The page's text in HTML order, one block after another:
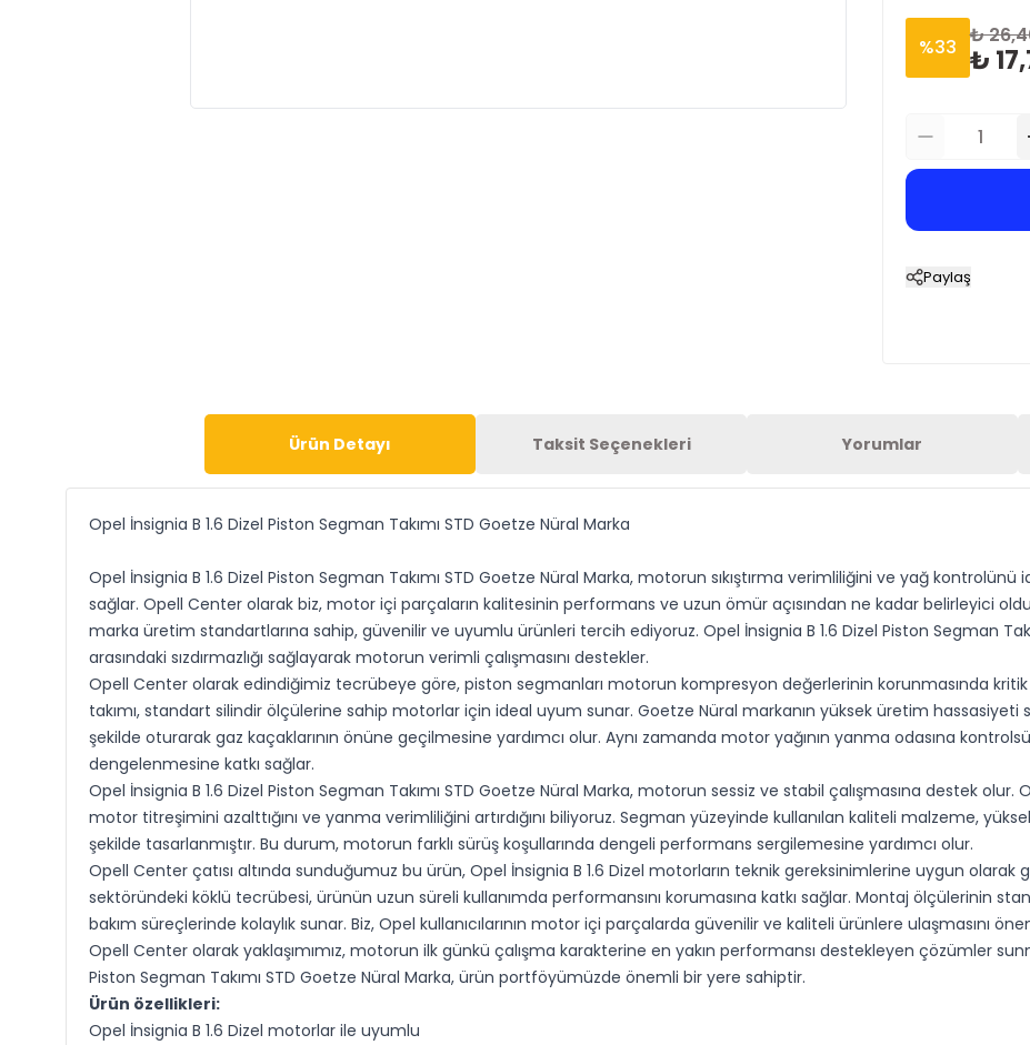
%33 ₺
₺
Paylaş
Ürün Detayı Taksit Seçenekleri Yorumlar
Opel İnsignia B 1.6 Dizel Piston Segman Takımı STD Goetze Nüral Marka
Opel İnsignia B 1.6 Dizel Piston Segman Takımı STD Goetze Nüral Marka, motorun sıkıştırma verimliliğini ve yağ kontrolünü
sağlar. Opell Center olarak biz, motor içi parçaların kalitesinin performans ve uzun ömür açısından ne kadar belirleyici
marka üretim standartlarına sahip, güvenilir ve uyumlu ürünleri tercih ediyoruz. Opel İnsignia B 1.6 Dizel Piston Segman
arasındaki sızdırmazlığı sağlayarak motorun verimli çalışmasını destekler.
Opell Center olarak edindiğimiz tecrübeye göre, piston segmanları motorun kompresyon değerlerinin korunmasında
takımı, standart silindir ölçülerine sahip motorlar için ideal uyum sunar. Goetze Nüral markanın yüksek üretim
şekilde oturarak gaz kaçaklarının önüne geçilmesine yardımcı olur. Aynı zamanda motor yağının yanma odasına
dengelenmesine katkı sağlar.
Opel İnsignia B 1.6 Dizel Piston Segman Takımı STD Goetze Nüral Marka, motorun sessiz ve stabil çalışmasına destek olur.
motor titreşimini azalttığını ve yanma verimliliğini artırdığını biliyoruz. Segman yüzeyinde kullanılan kaliteli malzeme,
şekilde tasarlanmıştır. Bu durum, motorun farklı sürüş koşullarında dengeli performans sergilemesine yardımcı olur.
Opell Center çatısı altında sunduğumuz bu ürün, Opel İnsignia B 1.6 Dizel motorların teknik gereksinimlerine uygun olarak
sektöründeki köklü tecrübesi, ürünün uzun süreli kullanımda performansını korumasına katkı sağlar. Montaj ölçülerinin
bakım süreçlerinde kolaylık sunar. Biz, Opel kullanıcılarının motor içi parçalarda güvenilir ve kaliteli ürünlere ulaşmasını
Opell Center olarak yaklaşımımız, motorun ilk günkü çalışma karakterine en yakın performansı destekleyen çözümler
Piston Segman Takımı STD Goetze Nüral Marka, ürün portföyümüzde önemli bir yere sahiptir.
Ürün özellikleri:
Opel İnsignia B 1.6 Dizel motorlar ile uyumlu